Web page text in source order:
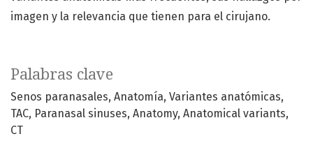
Palabras clave
Senos paranasales Anatomía Variantes anatómicas
TAC Paranasal sinuses Anatomy Anatomical variants
CT
imagen y la relevancia que tienen para el cirujano.